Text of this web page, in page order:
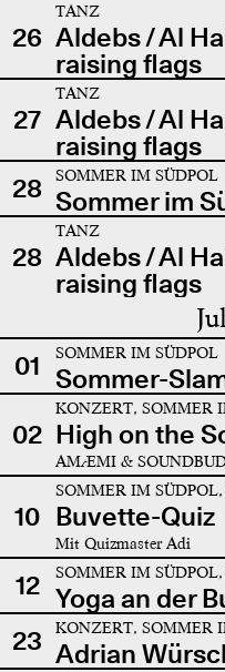
26
TANZ
Aldebs / Al
raising flags
27
TANZ
Aldebs / Al
raising flags
28
SOMMER IM SÜDPOL
Sommer im
28
TANZ
Aldebs / Al
raising flags
01 SOMMER IM SÜDPOL
Sommer-
02
KONZERT, SOMMER
High on the
AMÆMI &
10
SOMMER IM
Buvette-Quiz
Mit Quizmaster Adi
12 SOMMER IM
Yoga an der
23
KONZERT, SOMMER
Adrian